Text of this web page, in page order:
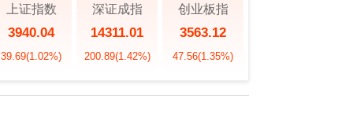
上证指数
3940.04
39.69(1.02%)
深证成指
14311.01
200.89(1.42%)
创业板指
3563.12
47.56(1.35%)